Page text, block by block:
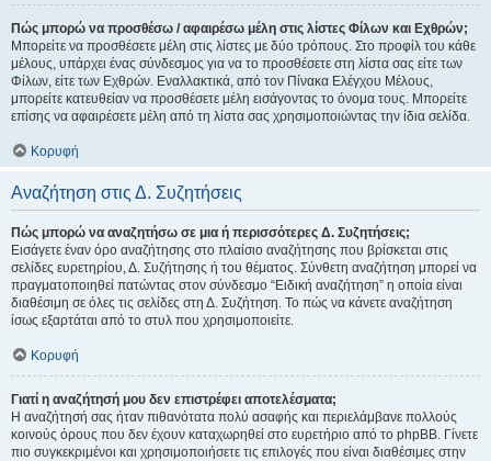
Πώς μπορώ να προσθέσω / αφαιρέσω μέλη στις λίστες Φίλων και Εχθρών;
Μπορείτε να προσθέσετε μέλη στις λίστες με δύο τρόπους. Στο προφίλ του κάθε
μέλους, υπάρχει ένας σύνδεσμος για να το προσθέσετε στη λίστα σας είτε των
Φίλων, είτε των Εχθρών. Εναλλακτικά, από τον Πίνακα Ελέγχου Μέλους,
μπορείτε κατευθείαν να προσθέσετε μέλη εισάγοντας το όνομα τους. Μπορείτε
επίσης να αφαιρέσετε μέλη από τη λίστα σας χρησιμοποιώντας την ίδια σελίδα.
Κορυφή
Αναζήτηση στις Δ. Συζητήσεις
Πώς μπορώ να αναζητήσω σε μια ή περισσότερες Δ. Συζητήσεις;
Εισάγετε έναν όρο αναζήτησης στο πλαίσιο αναζήτησης που βρίσκεται στις
σελίδες ευρετηρίου, Δ. Συζήτησης ή του θέματος. Σύνθετη αναζήτηση μπορεί να
πραγματοποιηθεί πατώντας στον σύνδεσμο “Ειδική αναζήτηση” η οποία είναι
διαθέσιμη σε όλες τις σελίδες στη Δ. Συζήτηση. Το πώς να κάνετε αναζήτηση
ίσως εξαρτάται από το στυλ που χρησιμοποιείτε.
Κορυφή
Γιατί η αναζήτησή μου δεν επιστρέφει αποτελέσματα;
Η αναζήτησή σας ήταν πιθανότατα πολύ ασαφής και περιελάμβανε πολλούς
κοινούς όρους που δεν έχουν καταχωρηθεί στο ευρετήριο από το phpBB. Γίνετε
πιο συγκεκριμένοι και χρησιμοποιήσετε τις επιλογές που είναι διαθέσιμες στην